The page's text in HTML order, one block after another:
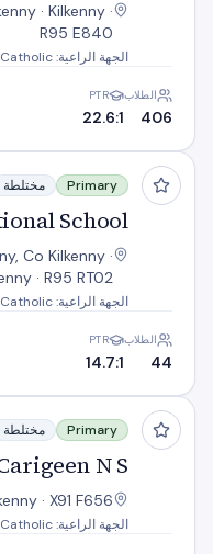
· Kilkenny ·
R95 E840
الجهة الراعية: Catholic
الطلاب
406
PTR
22.6:1
National School
Primary مختلطة
School
Co Kilkenny ·
· R95 RT02
الجهة الراعية: Catholic
الطلاب
44
PTR
14.7:1
Carigeen N S
Primary مختلطة
N S
· X91 F656
الجهة الراعية: Catholic